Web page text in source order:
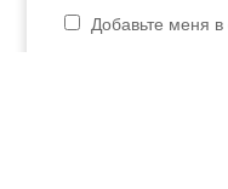
Добавьте меня в